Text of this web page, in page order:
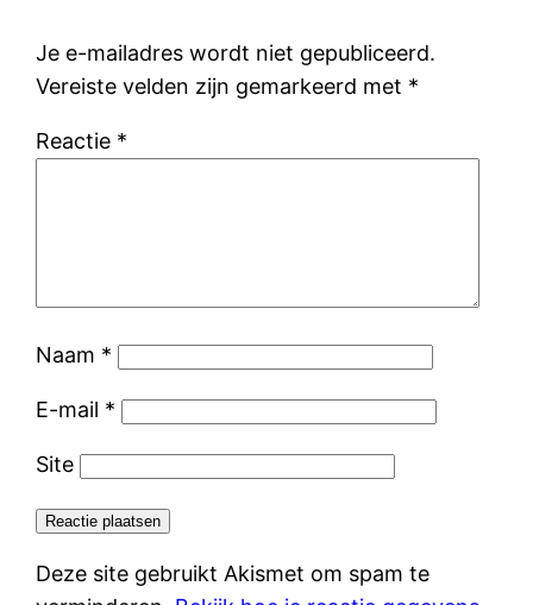
Je e-mailadres wordt niet gepubliceerd.
Vereiste velden zijn gemarkeerd met *
Reactie *
Naam *
E-mail *
Site
Deze site gebruikt Akismet om spam te